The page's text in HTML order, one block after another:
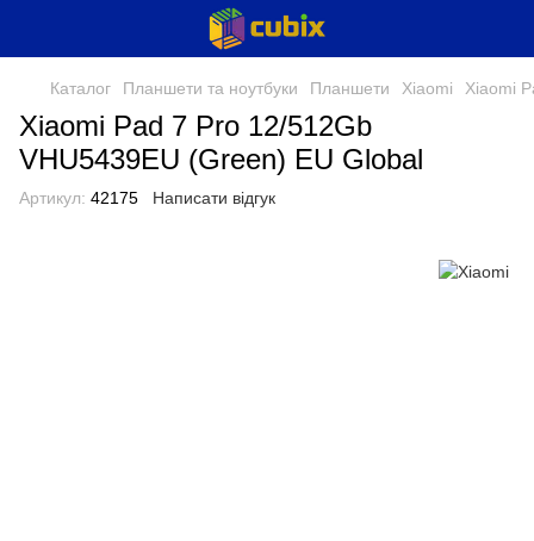
Каталог Планшети та ноутбуки Планшети Xiaomi Xiaomi
Xiaomi Pad 7 Pro 12/512Gb
VHU5439EU (Green) EU Global
Артикул: 42175 Написати відгук